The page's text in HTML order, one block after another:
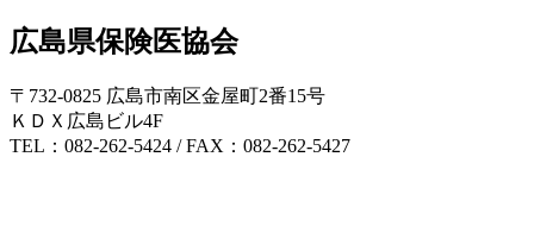
広島県保険医協会
〒732-0825 広島市南区金屋町2番15号
ＫＤＸ広島ビル4F
TEL：082-262-5424 / FAX：082-262-5427